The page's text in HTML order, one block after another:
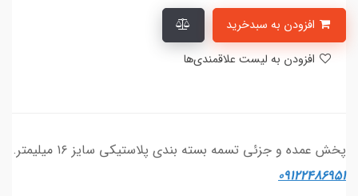
پخش عمده و جزئی تسمه بسته بندی پلاستیکی سایز ۱۶ میلیمتر.
۰۹۱۲۲۴۸۶۹۵۱